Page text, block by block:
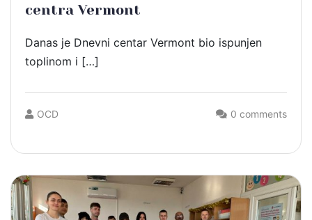
centra Vermont
Danas je Dnevni centar Vermont bio ispunjen
toplinom i […]
OCD 0 comments